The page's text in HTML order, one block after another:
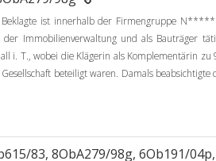
ist innerhalb der Firmengruppe
Immobilienverwaltung und als Bauträger
T., wobei die Klägerin als Komplementärin zu
beteiligt waren. Damals beabsichtigte
83, 8ObA279/98g, 6Ob191/